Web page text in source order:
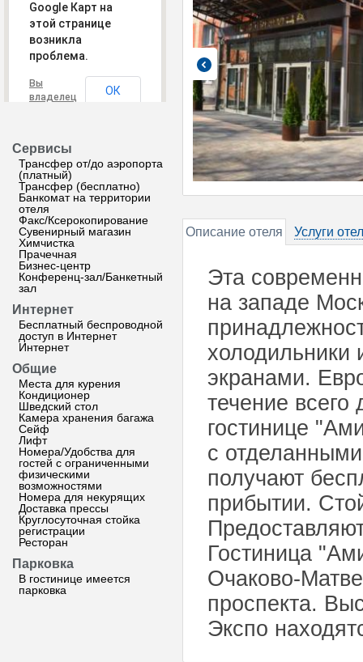
Google Карт на
этой странице
возникла
проблема.
Вы
владелец
ОК
Сервисы
Трансфер от/до аэропорта
(платный)
Трансфер (бесплатно)
Банкомат на территории
отеля
Факс/Ксерокопирование
Сувенирный магазин
Химчистка
Прачечная
Бизнес-центр
Конференц-зал/Банкетный
зал
Интернет
Бесплатный беспроводной
доступ в Интернет
Интернет
Общие
Места для курения
Кондиционер
Шведский стол
Камера хранения багажа
Сейф
Лифт
Номера/Удобства для
гостей с ограниченными
физическими
возможностями
Номера для некурящих
Доставка прессы
Круглосуточная стойка
регистрации
Ресторан
Парковка
В гостинице имеется
парковка
Описание отеля Услуги
Эта
на западе
холодильники
экранами.
течение
гостинице
с
получают
прибытии.
Гостиница
Очаково-
проспекта.
Экспо